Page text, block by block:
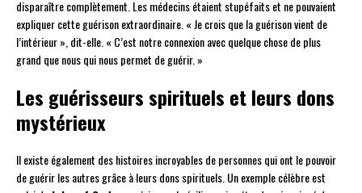
disparaître complètement. Les médecins étaient stupéfaits et ne pouvaient
expliquer cette guérison extraordinaire. « Je crois que la guérison vient de
l’intérieur », dit-elle. « C’est notre connexion avec quelque chose de plus
grand que nous qui nous permet de guérir. »
Les guérisseurs spirituels et leurs dons
mystérieux
Il existe également des histoires incroyables de personnes qui ont le pouvoir
de guérir les autres grâce à leurs dons spirituels. Un exemple célèbre est